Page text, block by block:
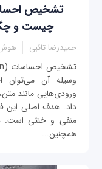
چیست و
حمیدرضا تائبی هوش
وسیله آن می‌توان
ورودی‌هایی مانند
داد. هدف اصلی این
منفی و خنثی است.
همچنین...